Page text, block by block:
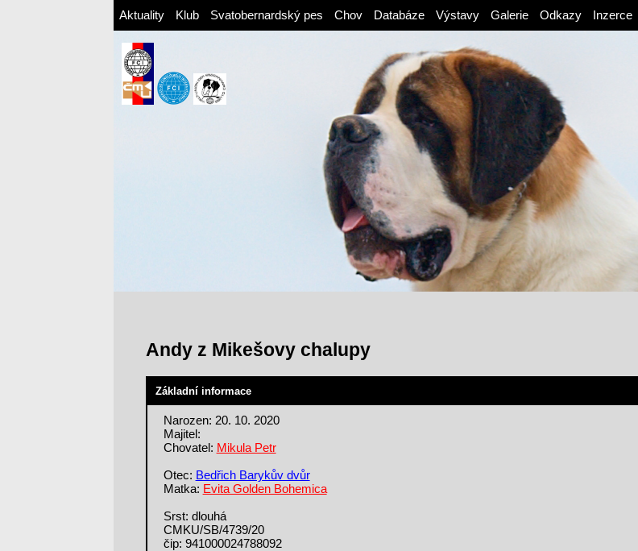
Aktuality Klub Svatobernardský pes Chov Databáze Výstavy Galerie Odkazy Inzerce
Andy z Mikešovy chalupy
Základní informace
Narozen: 20. 10. 2020
Majitel:
Chovatel: Mikula Petr
Otec: Bedřich Barykův dvůr
Matka: Evita Golden Bohemica
Srst: dlouhá
CMKU/SB/4739/20
čip: 941000024788092